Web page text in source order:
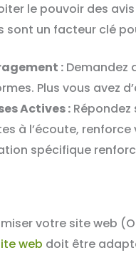
le pouvoir des
sont un facteur clé
:Demandez
Plus vous avez
Actives :Répondez
à l’écoute,
spécifique
votre site web
web doit être